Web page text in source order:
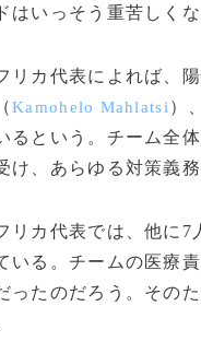
はいっそう重苦しくな
カ代表によれば、
Kamohelo Mahlatsi ）
るという。チーム全
け、あらゆる対策義
カ代表では、他に7
いる。チームの医療
ったのだろう。その